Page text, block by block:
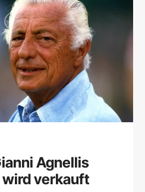
Agnellis
verkauft